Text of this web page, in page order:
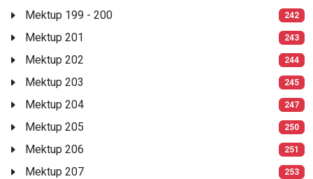
Mektup 199 - 200 242
Mektup 201 243
Mektup 202 244
Mektup 203 245
Mektup 204 247
Mektup 205 250
Mektup 206 251
Mektup 207 253